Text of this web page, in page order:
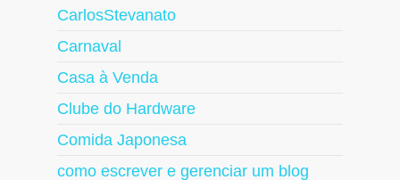
CarlosStevanato
Carnaval
Casa à Venda
Clube do Hardware
Comida Japonesa
como escrever e gerenciar um blog